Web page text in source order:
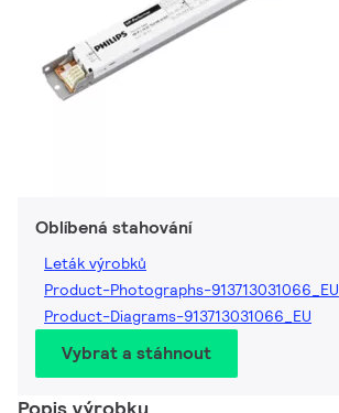
Oblíbená stahování
Leták výrobků
Product-Photographs-913713031066_EU
Product-Diagrams-913713031066_EU
Vybrat a stáhnout